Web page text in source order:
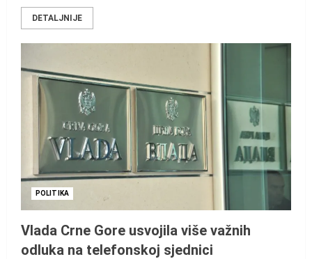
DETALJNIJE
POLITIKA
Vlada Crne Gore usvojila više važnih
odluka na telefonskoj sjednici